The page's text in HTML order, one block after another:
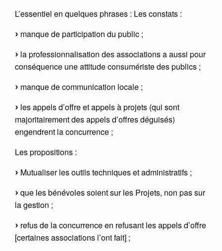
L’essentiel en quelques phrases : Les constats :
manque de participation du public ;
la professionnalisation des associations a aussi pour
conséquence une attitude consumériste des publics ;
manque de communication locale ;
les appels d’offre et appels à projets (qui sont
majoritairement des appels d’offres déguisés)
engendrent la concurrence ;
Les propositions :
Mutualiser les outils techniques et administratifs ;
que les bénévoles soient sur les Projets, non pas sur
la gestion ;
refus de la concurrence en refusant les appels d’offre
[certaines associations l’ont fait] ;